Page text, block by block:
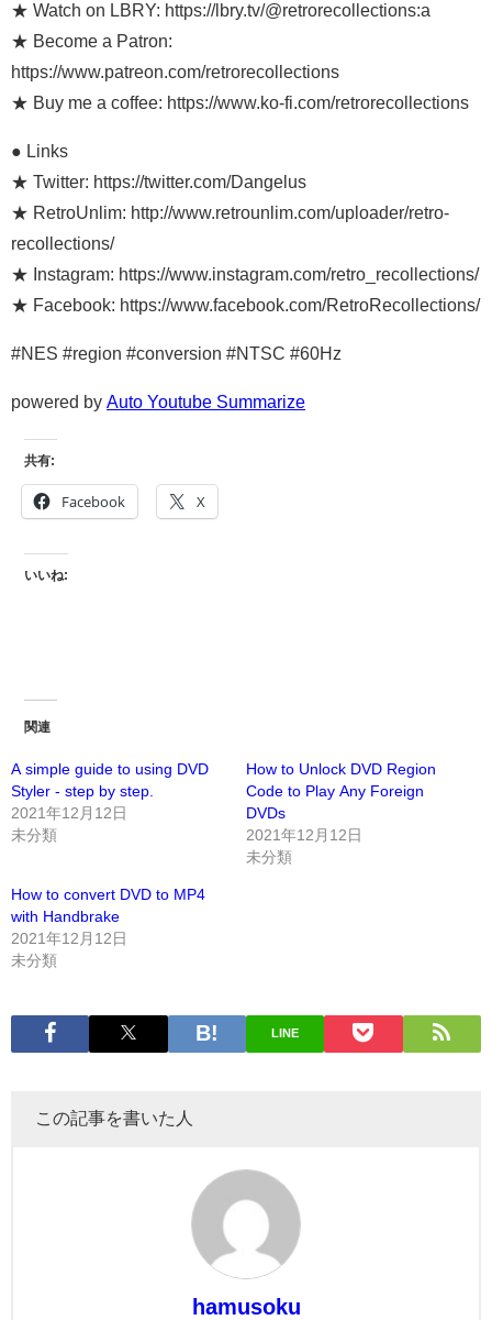
★ Watch on LBRY: https://lbry.tv/@retrorecollections:a
★ Become a Patron:
https://www.patreon.com/retrorecollections
★ Buy me a coffee: https://www.ko-fi.com/retrorecollections
● Links
★ Twitter: https://twitter.com/Dangelus
★ RetroUnlim: http://www.retrounlim.com/uploader/retro-
recollections/
★ Instagram: https://www.instagram.com/retro_recollections/
★ Facebook: https://www.facebook.com/RetroRecollections/
#NES #region #conversion #NTSC #60Hz
powered by Auto Youtube Summarize
共有:
Facebook X
いいね:
関連
A simple guide to using DVD
Styler - step by step.
2021年12月12日
未分類
How to Unlock DVD Region
Code to Play Any Foreign
DVDs
2021年12月12日
未分類
How to convert DVD to MP4
with Handbrake
2021年12月12日
未分類
LINE
この記事を書いた人
hamusoku